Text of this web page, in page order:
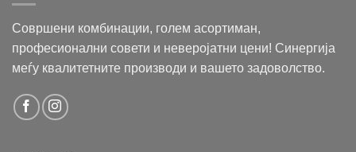
Совршени комбинации, голем асортиман,
професионални совети и неверојатни цени! Синергија
меѓу квалитетните производи и вашето задоволство.